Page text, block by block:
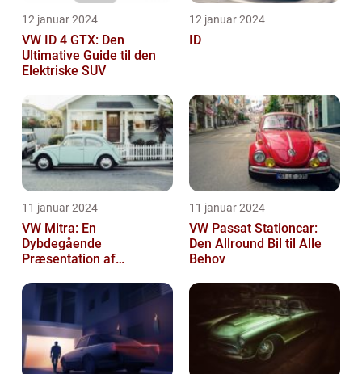
12 januar 2024
VW ID 4 GTX: Den
Ultimative Guide til den
Elektriske SUV
12 januar 2024
ID
11 januar 2024
VW Mitra: En
Dybdegående
Præsentation af
Familiebil
11 januar 2024
VW Passat Stationcar:
Den Allround Bil til Alle
Behov